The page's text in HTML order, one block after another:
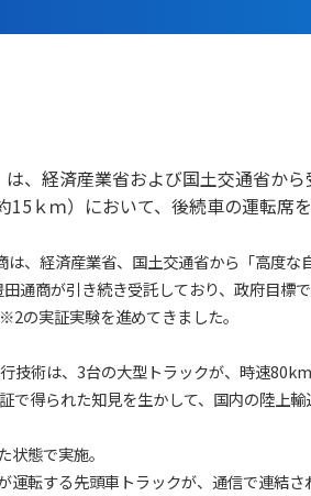
、経済産業省および国土交通省か
15ｋｍ）において、後続車の運転
、経済産業省、国土交通省から「高度
通商が引き続き受託しており、政府目
の実証実験を進めてきました。
技術は、3台の大型トラックが、時速
得られた知見を生かして、国内の陸上輸
態で実施。
転する先頭車トラックが、通信で連結さ